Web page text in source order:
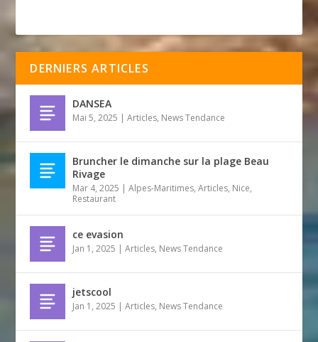
DERNIERS ARTICLES
DANSEA
Mai 5, 2025 |Articles, News Tendance
Bruncher le dimanche sur la plage Beau
Rivage
Mar 4, 2025 |Alpes-Maritimes,Articles, Nice,
Restaurant
ce evasion
Jan 1, 2025 |Articles, News Tendance
jetscool
Jan 1, 2025 |Articles, News Tendance